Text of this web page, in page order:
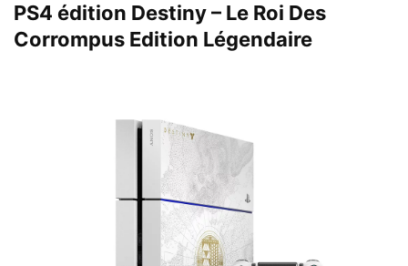
PS4 édition Destiny – Le Roi Des
Corrompus Edition Légendaire